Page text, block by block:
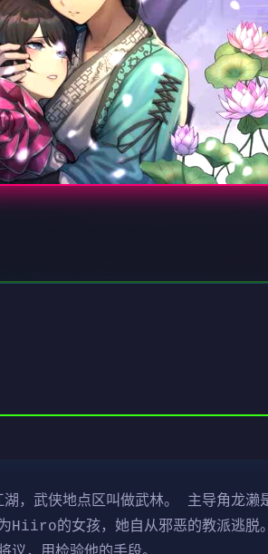
，武侠地点区叫做武林。 主导角龙濑
Hiiro的女孩，她自从邪恶的教派逃脱